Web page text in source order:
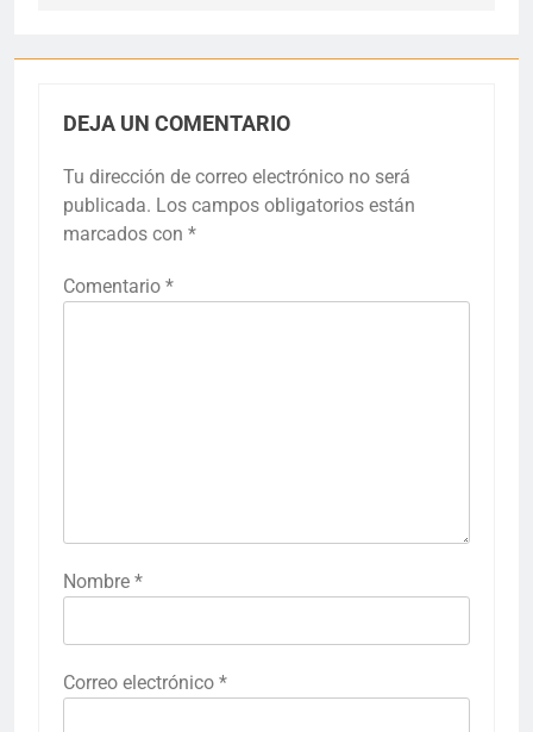
DEJA UN COMENTARIO
Tu dirección de correo electrónico no será
publicada. Los campos obligatorios están
marcados con *
Comentario *
Nombre *
Correo electrónico *